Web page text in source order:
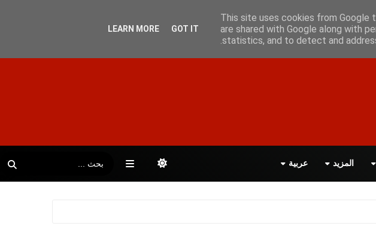
المزيد عربية
This site uses cookies from Google
are shared with Google along with
statistics, and to detect and
LEARN MORE GOT IT